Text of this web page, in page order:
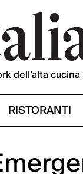
dell’alta
RISTORANTI